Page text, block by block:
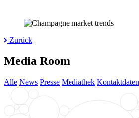
Zurück
Media Room
Alle News Presse Mediathek Kontaktdaten